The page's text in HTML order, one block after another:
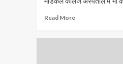
Read More